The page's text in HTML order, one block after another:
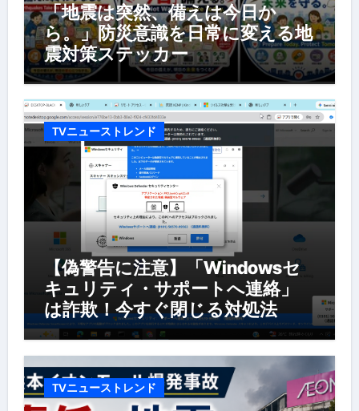
「地震は突然、備えは今日か
ら。」防災意識を日常に変える地
震対策ステッカー
TVニューストレンド
【偽警告に注意】「Windowsセ
キュリティ・サポートへ連絡」
は詐欺！今すぐ閉じる対処法
TVニューストレンド